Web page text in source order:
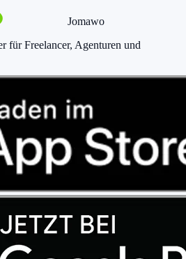
Jomawo
für Freelancer, Agenturen und